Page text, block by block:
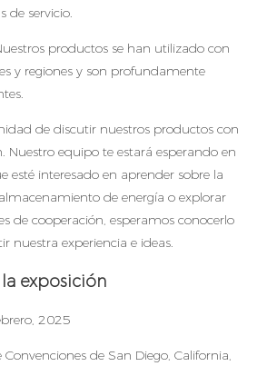
de servicio.
productos se han utilizado con
y regiones y son profundamente
de discutir nuestros productos con
Nuestro equipo te estará esperando en
esté interesado en aprender sobre la
de energía o explorar
de cooperación, esperamos conocerlo
nuestra experiencia e ideas.
exposición
2025
Convenciones de San Diego, California,